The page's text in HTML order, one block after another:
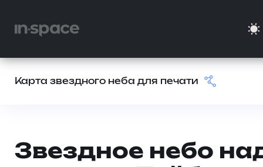
Карта звездного неба для печати
Звездное небо